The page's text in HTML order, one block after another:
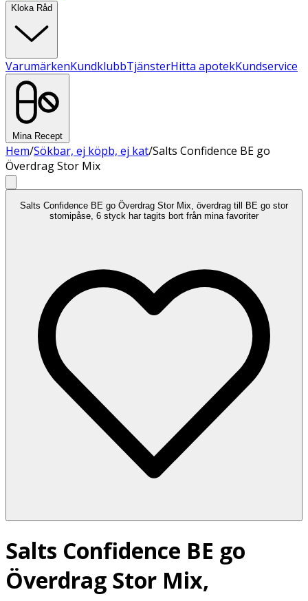
Kloka Råd
VarumärkenKundklubbTjänsterHitta apotekKundservice
Mina Recept
Hem/Sökbar, ej köpb, ej kat/Salts Confidence BE go
Överdrag Stor Mix
Salts Confidence BE go Överdrag Stor Mix, överdrag till BE go stor
stomipåse, 6 styck har tagits bort från mina favoriter
Salts Confidence BE go
Överdrag Stor Mix,